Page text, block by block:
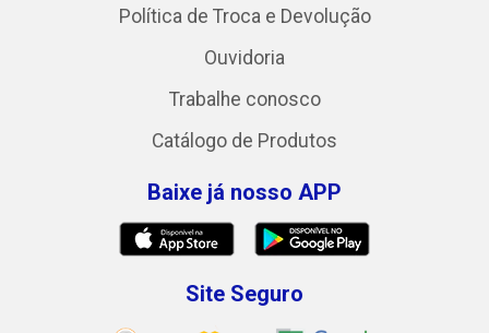
Política de Troca e Devolução
Ouvidoria
Trabalhe conosco
Catálogo de Produtos
Baixe já nosso APP
Site Seguro